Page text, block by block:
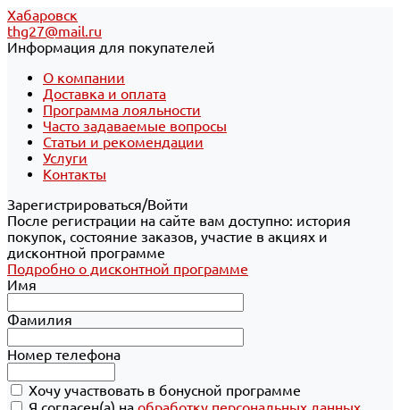
Хабаровск
thg27@mail.ru
Информация для покупателей
О компании
Доставка и оплата
Программа лояльности
Часто задаваемые вопросы
Статьи и рекомендации
Услуги
Контакты
Зарегистрироваться/Войти
После регистрации на сайте вам доступно: история
покупок, состояние заказов, участие в акциях и
дисконтной программе
Подробно о дисконтной программе
Имя
Фамилия
Номер телефона
Хочу участвовать в бонусной программе